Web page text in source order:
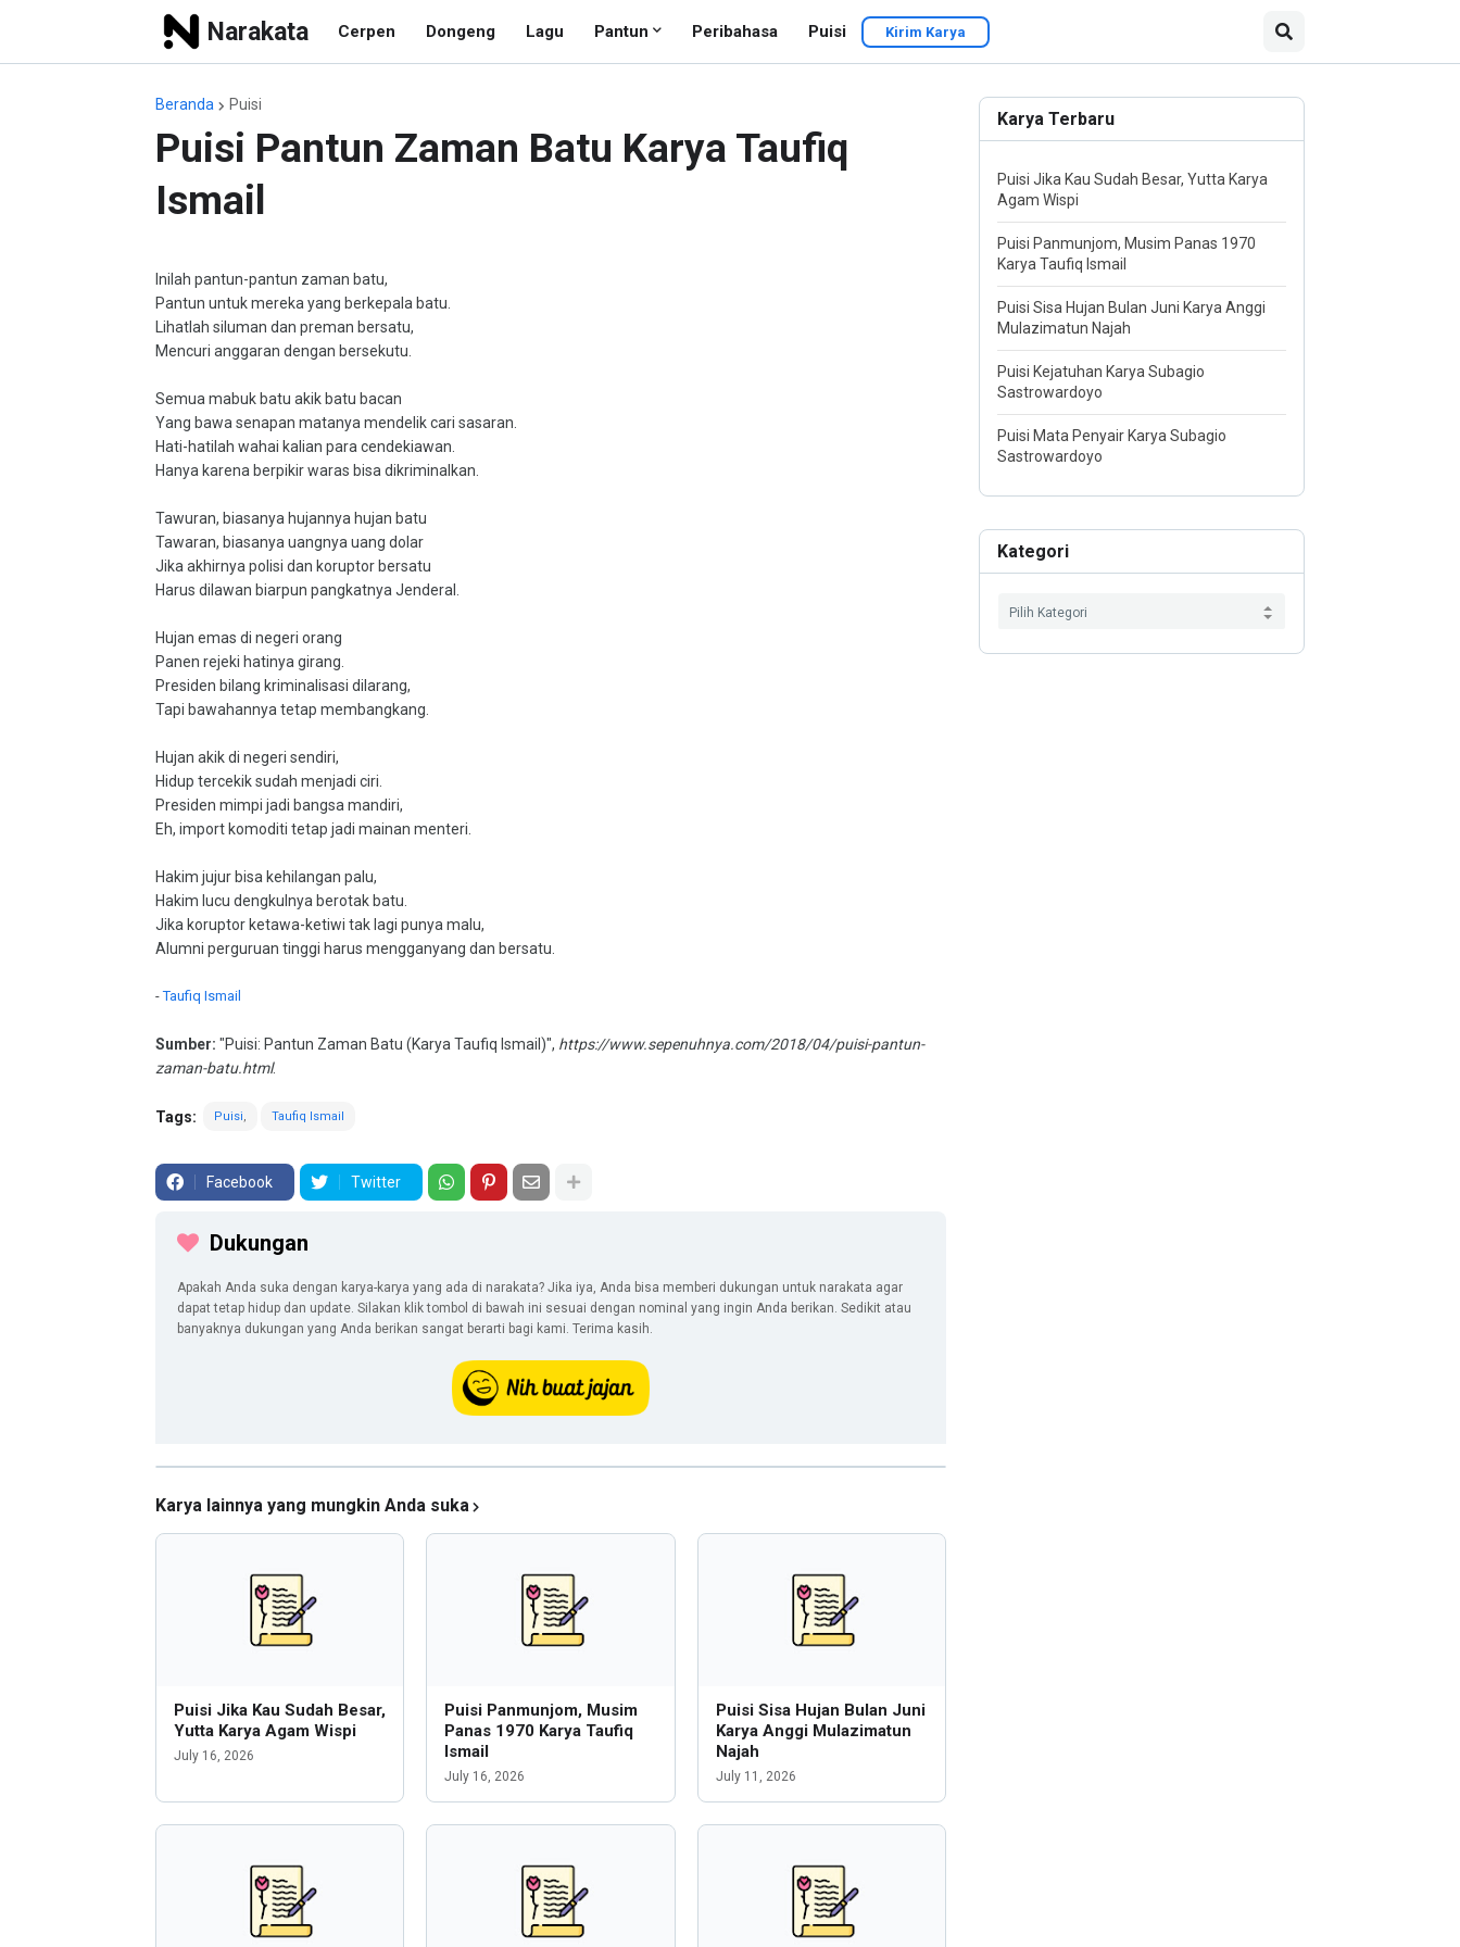
Narakata Cerpen Dongeng Lagu Pantun Peribahasa Puisi Kirim Karya
Beranda Puisi
Puisi Pantun Zaman Batu Karya Taufiq
Ismail
Inilah pantun-pantun zaman batu,
Pantun untuk mereka yang berkepala batu.
Lihatlah siluman dan preman bersatu,
Mencuri anggaran dengan bersekutu.
Semua mabuk batu akik batu bacan
Yang bawa senapan matanya mendelik cari sasaran.
Hati-hatilah wahai kalian para cendekiawan.
Hanya karena berpikir waras bisa dikriminalkan.
Tawuran, biasanya hujannya hujan batu
Tawaran, biasanya uangnya uang dolar
Jika akhirnya polisi dan koruptor bersatu
Harus dilawan biarpun pangkatnya Jenderal.
Hujan emas di negeri orang
Panen rejeki hatinya girang.
Presiden bilang kriminalisasi dilarang,
Tapi bawahannya tetap membangkang.
Hujan akik di negeri sendiri,
Hidup tercekik sudah menjadi ciri.
Presiden mimpi jadi bangsa mandiri,
Eh, import komoditi tetap jadi mainan menteri.
Hakim jujur bisa kehilangan palu,
Hakim lucu dengkulnya berotak batu.
Jika koruptor ketawa-ketiwi tak lagi punya malu,
Alumni perguruan tinggi harus mengganyang dan bersatu.
-Taufiq Ismail
Sumber: "Puisi: Pantun Zaman Batu (Karya Taufiq Ismail)", https://www.sepenuhnya.com/2018/04/puisi-pantun-
zaman-batu.html.
Tags: Puisi Taufiq Ismail
Facebook Twitter
Dukungan
Apakah Anda suka dengan karya-karya yang ada di narakata? Jika iya, Anda bisa memberi dukungan untuk narakata agar
dapat tetap hidup dan update. Silakan klik tombol di bawah ini sesuai dengan nominal yang ingin Anda berikan. Sedikit atau
banyaknya dukungan yang Anda berikan sangat berarti bagi kami. Terima kasih.
Karya lainnya yang mungkin Anda suka
Puisi Jika Kau Sudah Besar,
Yutta Karya Agam Wispi
July 16, 2026
Puisi Panmunjom, Musim
Panas 1970 Karya Taufiq
Ismail
July 16, 2026
Puisi Sisa Hujan Bulan Juni
Karya Anggi Mulazimatun
Najah
July 11, 2026
Karya Terbaru
Puisi Jika Kau Sudah Besar, Yutta Karya
Agam Wispi
Puisi Panmunjom, Musim Panas 1970
Karya Taufiq Ismail
Puisi Sisa Hujan Bulan Juni Karya Anggi
Mulazimatun Najah
Puisi Kejatuhan Karya Subagio
Sastrowardoyo
Puisi Mata Penyair Karya Subagio
Sastrowardoyo
Kategori